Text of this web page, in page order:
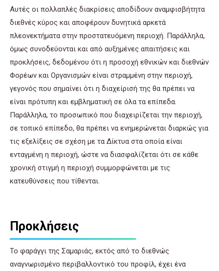
Αυτές οι πολλαπλές διακρίσεις αποδίδουν αναμφισβήτητα
διεθνές κύρος και αποφέρουν δυνητικά αρκετά
πλεονεκτήματα στην προστατευόμενη περιοχή. Παράλληλα,
όμως συνοδεύονται και από αυξημένες απαιτήσεις και
προκλήσεις, δεδομένου ότι η προσοχή εθνικών και διεθνών
Φορέων και Οργανισμών είναι στραμμένη στην περιοχή,
γεγονός που σημαίνει ότι η διαχείρισή της θα πρέπει να
είναι πρότυπη και εμβληματική σε όλα τα επίπεδα.
Παράλληλα, το προσωπικό που διαχειρίζεται την περιοχή,
σε τοπικό επίπεδο, θα πρέπει να ενημερώνεται διαρκώς για
τις εξελίξεις σε σχέση με τα Δίκτυα στα οποία είναι
ενταγμένη η περιοχή, ώστε να διασφαλίζεται ότι σε κάθε
χρονική στιγμή η περιοχή συμμορφώνεται με τις
κατευθύνσεις που τίθενται.
Προκλήσεις
Το φαράγγι της Σαμαριάς, εκτός από το διεθνώς
αναγνωρισμένο περιβαλλοντικό του προφίλ, έχει ένα